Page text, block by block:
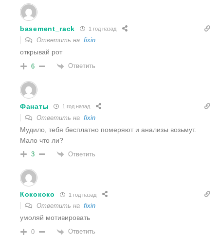
basement_rack 1 год назад
Ответить на fixin
открывай рот
6 Ответить
Фанаты 1 год назад
Ответить на fixin
Мудило, тебя бесплатно померяют и анализы возьмут.
Мало что ли?
3 Ответить
Кокококо 1 год назад
Ответить на fixin
умоляй мотивировать
0 Ответить